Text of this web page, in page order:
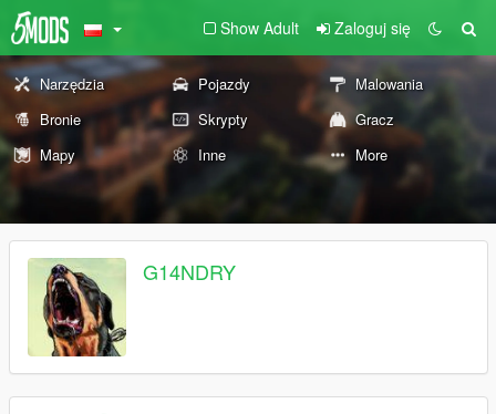
Show Adult Zaloguj się
Narzędzia Pojazdy
Malowania
Bronie
Skrypty
Gracz
Mapy
Inne More
G14NDRY